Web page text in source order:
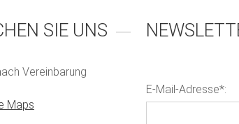
SIE UNS
Vereinbarung
Maps
E-Mail-Adresse*: